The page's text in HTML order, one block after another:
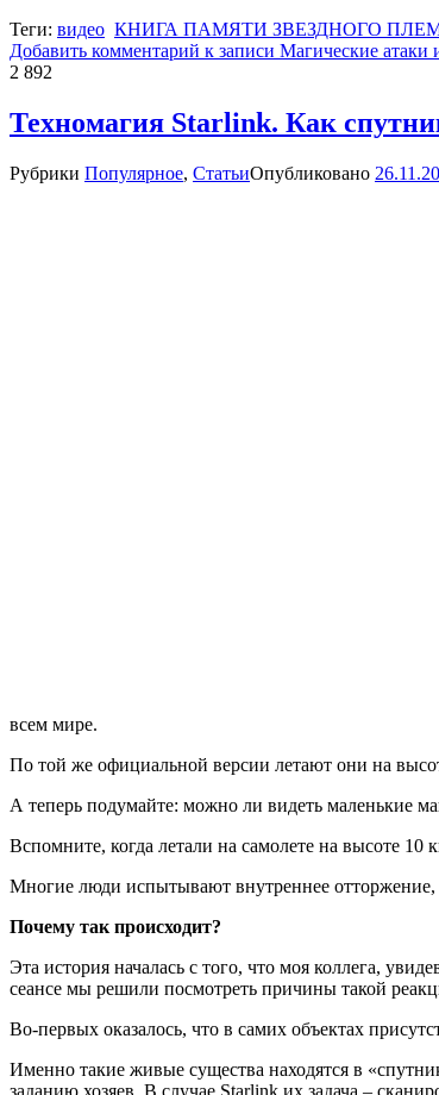
Теги: видео КНИГА ПАМЯТИ ЗВЕЗДНОГО
Добавить комментарий к записи Магические атаки
2 892
Техномагия Starlink. Как
Рубрики Популярное, СтатьиОпубликовано
всем мире.
По той же официальной версии летают они на
А теперь подумайте: можно ли видеть маленькие
Вспомните, когда летали на самолете на высоте
Многие люди испытывают внутреннее
Почему так происходит?
Эта история началась с того, что моя коллега,
сеансе мы решили посмотреть причины такой
Во-первых оказалось, что в самих объектах
Именно такие живые существа находятся в
заданию хозяев. В случае Starlink их задача –